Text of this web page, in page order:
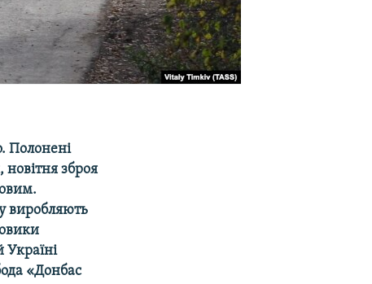
Полонені
новітня зброя
виробляють
Україні
«Донбас